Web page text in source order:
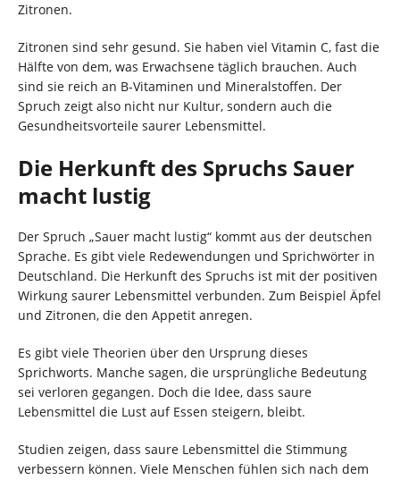
Zitronen.
Zitronen sind sehr gesund. Sie haben viel Vitamin C, fast die
Hälfte von dem, was Erwachsene täglich brauchen. Auch
sind sie reich an B-Vitaminen und Mineralstoffen. Der
Spruch zeigt also nicht nur Kultur, sondern auch die
Gesundheitsvorteile saurer Lebensmittel.
Die Herkunft des Spruchs Sauer
macht lustig
Der Spruch „Sauer macht lustig“ kommt aus der deutschen
Sprache. Es gibt viele Redewendungen und Sprichwörter in
Deutschland. Die Herkunft des Spruchs ist mit der positiven
Wirkung saurer Lebensmittel verbunden. Zum Beispiel Äpfel
und Zitronen, die den Appetit anregen.
Es gibt viele Theorien über den Ursprung dieses
Sprichworts. Manche sagen, die ursprüngliche Bedeutung
sei verloren gegangen. Doch die Idee, dass saure
Lebensmittel die Lust auf Essen steigern, bleibt.
Studien zeigen, dass saure Lebensmittel die Stimmung
verbessern können. Viele Menschen fühlen sich nach dem